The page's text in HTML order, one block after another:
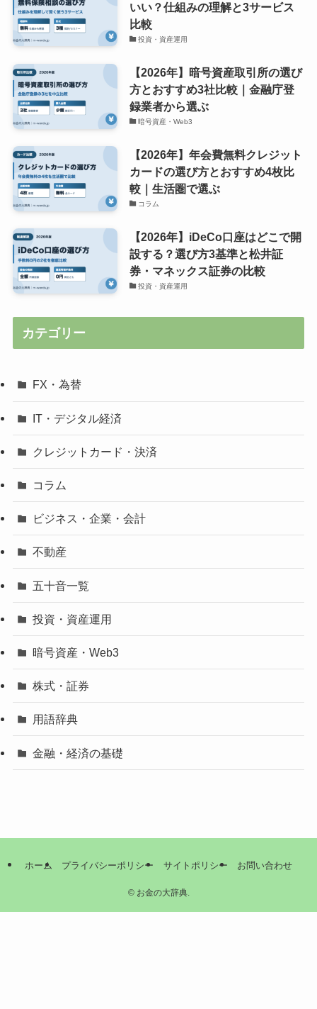
いい？仕組みの理解と3サービス
比較
投資・資産運用
【2026年】暗号資産取引所の選び
方とおすすめ3社比較｜金融庁登
録業者から選ぶ
暗号資産・Web3
【2026年】年会費無料クレジット
カードの選び方とおすすめ4枚比
較｜生活圏で選ぶ
コラム
【2026年】iDeCo口座はどこで開
設する？選び方3基準と松井証
券・マネックス証券の比較
投資・資産運用
カテゴリー
FX・為替
IT・デジタル経済
クレジットカード・決済
コラム
ビジネス・企業・会計
不動産
五十音一覧
投資・資産運用
暗号資産・Web3
株式・証券
用語辞典
金融・経済の基礎
ホーム プライバシーポリシー サイトポリシー お問い合わせ
©お金の大辞典.